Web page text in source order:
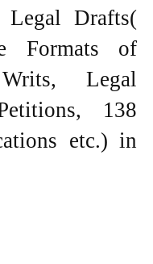
Drafts(
Formats of
Legal
138
etc.) in